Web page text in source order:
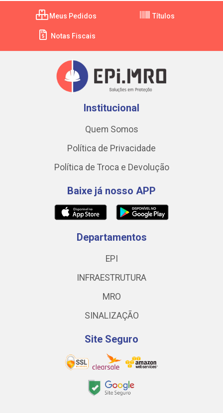
Meus Pedidos Títulos
Notas Fiscais
Institucional
Quem Somos
Política de Privacidade
Política de Troca e Devolução
Baixe já nosso APP
Departamentos
EPI
INFRAESTRUTURA
MRO
SINALIZAÇÃO
Site Seguro